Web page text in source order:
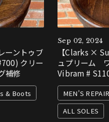
ーントゥブ
クリー
補修
& Boots
Sep 02, 2024
【Clarks ×
ュプリーム
Vibram #
MEN'S
ALL SOLES